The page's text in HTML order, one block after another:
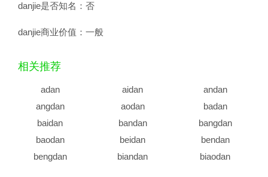
danjie是否知名： 否
danjie商业价值： 一般
相关推荐
adan aidan
andan
angdan
aodan
badan
baidan
bandan
bangdan
baodan
beidan
bendan
bengdan
biandan
biaodan